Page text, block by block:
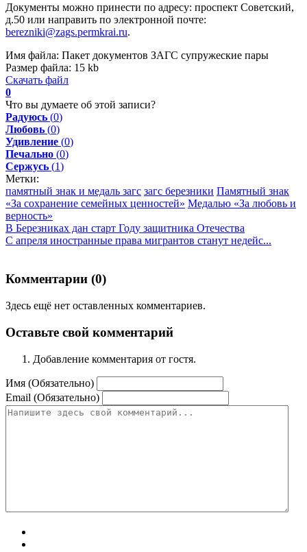
Документы можно принести по адресу: проспект Советский,
д.50 или направить по электронной почте:
berezniki@zags.permkrai.ru.
Имя файла: Пакет документов ЗАГС супружеские пары
Размер файла: 15 kb
Скачать файл
0
Что вы думаете об этой записи?
Радуюсь (0)
Любовь (0)
Удивление (0)
Печально (0)
Сержусь (1)
Метки:
памятный знак и медаль загс загс березники Памятный знак
«За сохранение семейных ценностей» Медалью «За любовь и
верность»
В Березниках дан старт Году защитника Отечества
С апреля иностранные права мигрантов станут недейс...
Комментарии (0)
Здесь ещё нет оставленных комментариев.
Оставьте свой комментарий
Добавление комментария от гостя.
Имя (Обязательно)
Email (Обязательно)